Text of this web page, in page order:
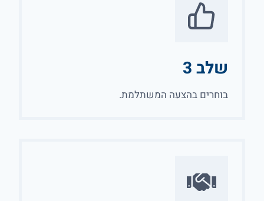
שלב 3
בוחרים בהצעה המשתלמת.